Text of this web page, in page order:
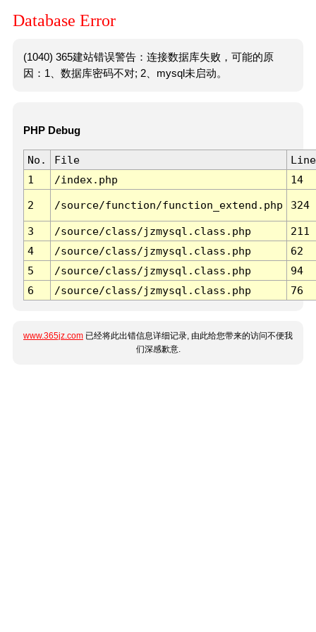
Database Error
(1040) 365建站错误警告：连接数据库失败，可能的原
因：1、数据库密码不对; 2、mysql未启动。
PHP Debug
No. File
Line
1
/index.php 14
2 /source/function/function_extend.php 324
3 /source/class/jzmysql.class.php
211
4
/source/class/jzmysql.class.php
62
5
/source/class/jzmysql.class.php
94
6
/source/class/jzmysql.class.php 76
www.365jz.com 已经将此出错信息详细记录, 由此给您带来的访问不便我
们深感歉意.